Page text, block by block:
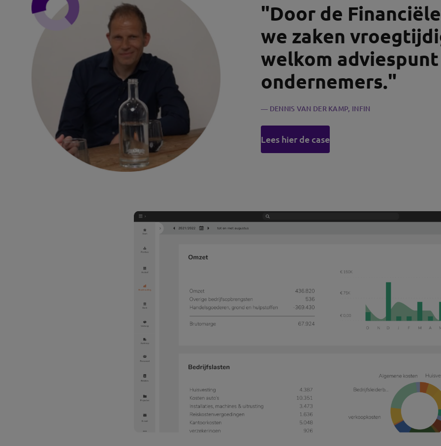
"Door de
we zaken
welkom
ondernemers."
DENNIS VAN DER KAMP, INFIN
Lees hier de case